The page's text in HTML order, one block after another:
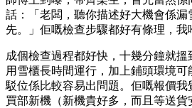
話：「老闆，聽你描述好大機會係
先。」佢嘅檢查步驟都好有條理，我
成個檢查過程都好快，十幾分鐘就
用雪櫃長時間運行，加上鋪頭環境
駁位係比較容易出問題。佢嘅報價我
買部新機（新機貴好多，而且等送